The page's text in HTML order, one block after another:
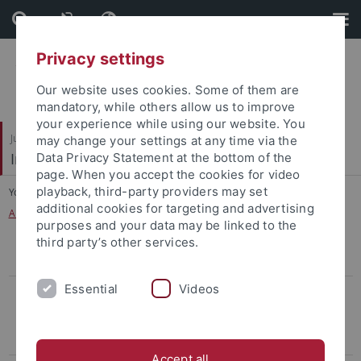
Skip
to
content
Skip
to
footer
Juristische Fakultät
Institut für Kriminologie
You are here: Startseite
...
Alternativen im Justizsystem – Alternatives Justizsystem?
Berichte
Videoüberwachung im öffentlichen Raum
Privacy settings
Our website uses cookies. Some of them are
mandatory, while others allow us to improve
your experience while using our website. You
may change your settings at any time via the
Data Privacy Statement at the bottom of the
page. When you accept the cookies for video
playback, third-party providers may set
additional cookies for targeting and advertising
purposes and your data may be linked to the
third party’s other services.
Essential Videos